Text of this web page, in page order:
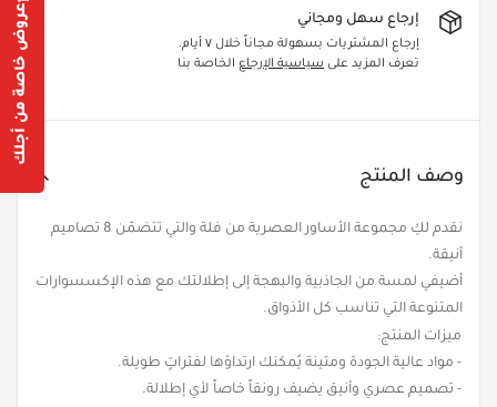
إرجاع سهل ومجاني
إرجاع المشتريات بسهولة مجاناً خلال ٧ أيام.
تعرف المزيد على سياسية الإرجاع الخاصة بنا
وصف المنتج
نقدم لكِ مجموعة الأساور العصرية من فلة والتي تتضمّن 8 تصاميم
أنيقة.
أضيفي لمسة من الجاذبية والبهجة إلى إطلالتك مع هذه الإكسسوارات
المتنوعة التي تناسب كل الأذواق.
ميزات المنتج:
- مواد عالية الجودة ومتينة يُمكنك ارتداؤها لفتراتٍ طويلة.
- تصميم عصري وأنيق يضيف رونقاً خاصاً لأي إطلالة.
Confirm your age عروض خاصة من أجلك